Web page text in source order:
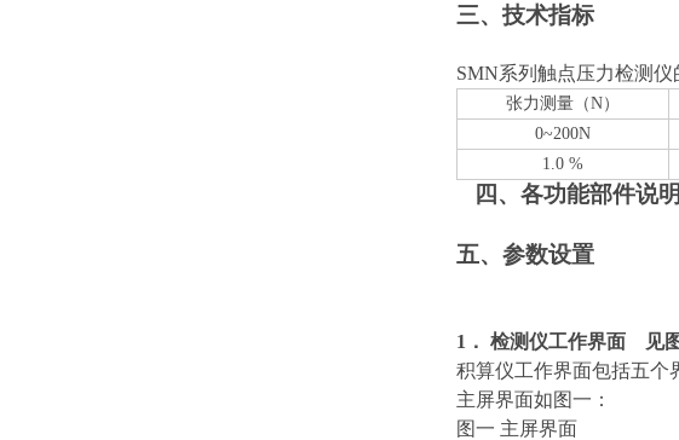
三、技术指标
SMN系列触点压力检测仪
张力测量（N）
0~200N
1.0 %
四、各功能部件说明
五、参数设置
1． 检测仪工作界面 见
积算仪工作界面包括五个
主屏界面如图一：
图一 主屏界面